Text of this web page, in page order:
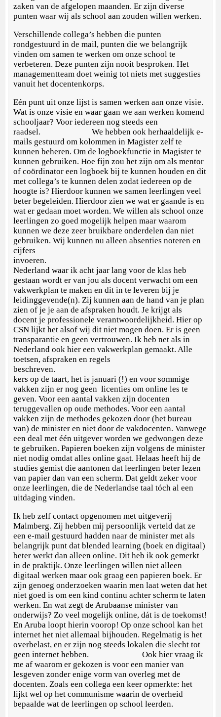
zaken van de afgelopen maanden. Er zijn diverse
punten waar wij als school aan zouden willen werken.
Verschillende collega’s hebben die punten
rondgestuurd in de mail, punten die we belangrijk
vinden om samen te werken om onze school te
verbeteren. Deze punten zijn nooit besproken. Het
managementteam doet weinig tot niets met suggesties
vanuit het docentenkorps.
Eén punt uit onze lijst is samen werken aan onze visie.
Wat is onze visie en waar gaan we aan werken komend
schooljaar? Voor iedereen nog steeds een
raadsel. We hebben ook herhaaldelijk e-
mails gestuurd om kolommen in Magister zelf te
kunnen beheren. Om de logboekfunctie in Magister te
kunnen gebruiken. Hoe fijn zou het zijn om als mentor
of coördinator een logboek bij te kunnen houden en dit
met collega’s te kunnen delen zodat iedereen op de
hoogte is? Hierdoor kunnen we samen leerlingen veel
beter begeleiden. Hierdoor zien we wat er gaande is en
wat er gedaan moet worden. We willen als school onze
leerlingen zo goed mogelijk helpen maar waarom
kunnen we deze zeer bruikbare onderdelen dan niet
gebruiken. Wij kunnen nu alleen absenties noteren en
cijfers
invoeren.
Nederland waar ik acht jaar lang voor de klas heb
gestaan wordt er van jou als docent verwacht om een
vakwerkplan te maken en dit in te leveren bij je
leidinggevende(n). Zij kunnen aan de hand van je plan
zien of je je aan de afspraken houdt. Je krijgt als
docent je professionele verantwoordelijkheid. Hier op
CSN lijkt het alsof wij dit niet mogen doen. Er is geen
transparantie en geen vertrouwen. Ik heb net als in
Nederland ook hier een vakwerkplan gemaakt. Alle
toetsen, afspraken en regels
kers op de taart, het is januari (!) en voor sommige
vakken zijn er nog geen licenties om online les te
geven. Voor een aantal vakken zijn docenten
teruggevallen op oude methodes. Voor een aantal
vakken zijn de methodes gekozen door (het bureau
van) de minister en niet door de vakdocenten. Vanwege
een deal met één uitgever worden we gedwongen deze
te gebruiken. Papieren boeken zijn volgens de minister
niet nodig omdat alles online gaat. Helaas heeft hij de
studies gemist die aantonen dat leerlingen beter lezen
van papier dan van een scherm. Dat geldt zeker voor
onze leerlingen, die de Nederlandse taal tóch al een
uitdaging vinden.
Ik heb zelf contact opgenomen met uitgeverij
Malmberg. Zij hebben mij persoonlijk verteld dat ze
een e-mail gestuurd hadden naar de minister met als
belangrijk punt dat blended learning (boek en digitaal)
beter werkt dan alleen online. Dit heb ik ook gemerkt
in de praktijk. Onze leerlingen willen niet alleen
digitaal werken maar ook graag een papieren boek. Er
zijn genoeg onderzoeken waarin men laat weten dat het
niet goed is om een kind continu achter scherm te laten
werken. En wat zegt de Arubaanse minister van
onderwijs? Zo veel mogelijk online, dát is de toekomst!
En Aruba loopt hierin voorop! Op onze school kan het
internet het niet allemaal bijhouden. Regelmatig is het
overbelast, en er zijn nog steeds lokalen die slecht tot
geen internet hebben. Ook hier vraag ik
me af waarom er gekozen is voor een manier van
lesgeven zonder enige vorm van overleg met de
docenten. Zoals een collega een keer opmerkte: het
lijkt wel op het communisme waarin de overheid
bepaalde wat de leerlingen op school leerden.